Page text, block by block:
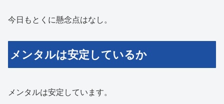
今日もとくに懸念点はなし。
メンタルは安定しているか
メンタルは安定しています。